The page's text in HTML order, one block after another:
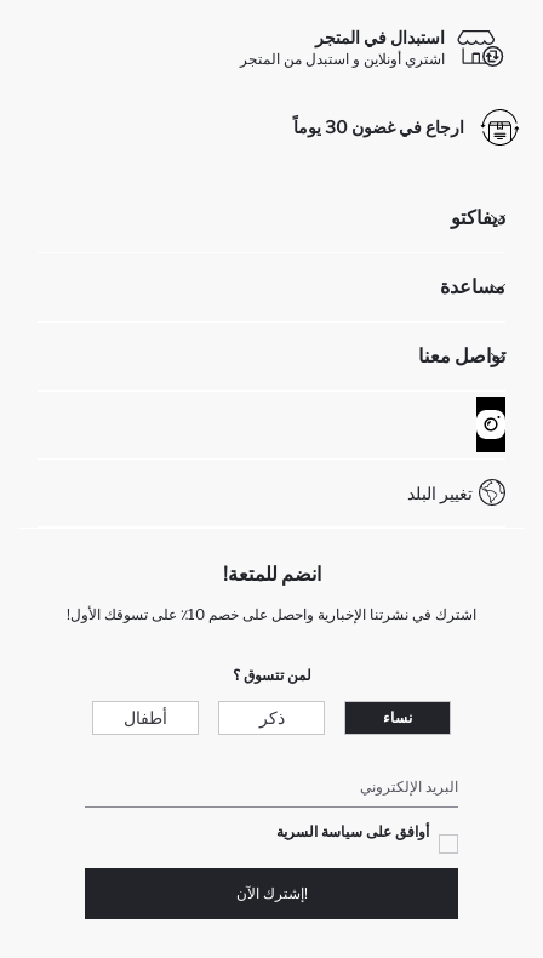
استبدال في المتجر
اشتري أونلاين و استبدل من المتجر
ارجاع في غضون 30 يوماً
ديفاكتو
تعرف علينا
GIFT CLUB
مساعدة
عمليات الارجاع و الاستبدال السهلة
تتبع الشحنة
كيف يمكنك التسوق في ديفاكتو ؟
تواصل معنا
نموذج الاتصال
خدمة العملاء
تغيير البلد
انضم للمتعة!
اشترك في نشرتنا الإخبارية واحصل على خصم 10٪ على تسوقك الأول!
لمن تتسوق ؟
نساء ذكر أطفال
البريد الإلكتروني
أوافق على سياسة السرية
!إشترك الآن